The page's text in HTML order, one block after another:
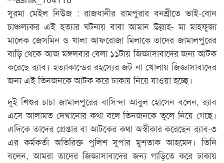
সুরমা মেইল নিউজ : রাজধানীর রামপুরার বনশ্রীতে ভাই-বোন
চাঞ্চল্যকর এই হত্যার ঘটনায় বাবা আমান উল্লাহ- মা মাহফুজা
মালেক জেসমিন ও খালা আফরোজা মিলাকে তাদের জামালপুরের
বাড়ি থেকে আজ মঙ্গলবার বেলা ১১টায় জিজ্ঞাসাবাদের জন্য আটক
করেছে র‌্যাব। হত্যাকান্ডের রহস্যের জট না খোলায় জিজ্ঞাসাবাদের
জন্য এই তিনজনকে আটক করে ঢাকায় নিয়ে যাওয়া হচ্ছে।
দুই শিশুর চাচা জামালপুরের বাসিন্দা আবুল হোসেন বলেন, র‌্যাব
এসে আলামত দেখানোর কথা বলে তিনজনকে তুলে নিয়ে গেছে।
এদিকে তাদের গ্রেপ্তার বা আটকের কথা অস্বীকার করেছেন র‌্যাব-৩
এর কর্মকর্তা অতিরিক্ত পুলিশ সুপার মুশতাক আহমেদ। তিনি
বলেন, আমরা তাদের জিজ্ঞাসাবাদের জন্য গাড়িতে করে ঢাকায়